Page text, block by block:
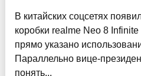
В китайских соцсетях
коробки realme Neo 8
прямо указано
Параллельно вице-
понять...